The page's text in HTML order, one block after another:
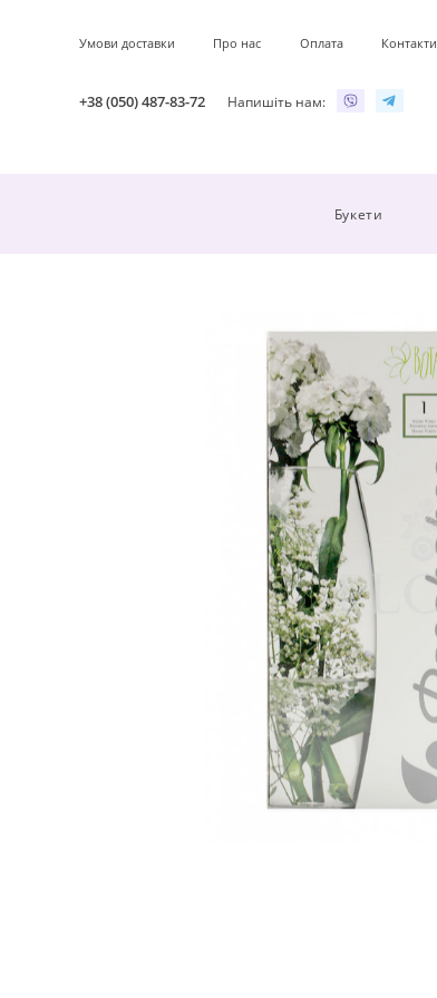
Умови доставки Про нас Оплата Контакти
+38 (050) 487-83-72 Напишіть нам:
Букети